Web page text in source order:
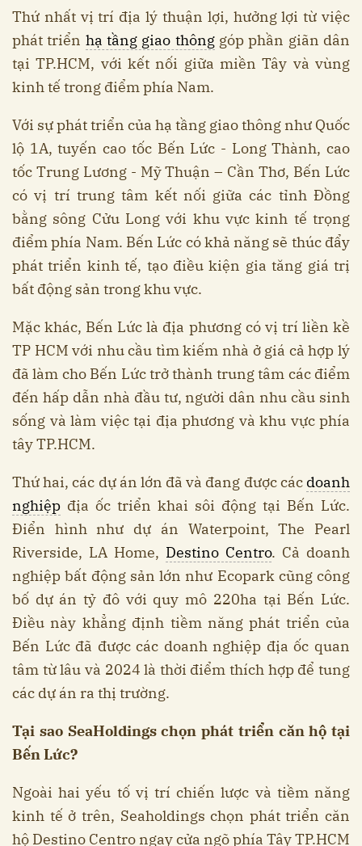
Thứ nhất vị trí địa lý thuận lợi, hưởng lợi từ việc
phát triển hạ tầng giao thônggóp phần giãn dân
tại TP.HCM, với kết nối giữa miền Tây và vùng
kinh tế trong điểm phía Nam.
Với sự phát triển của hạ tầng giao thông như Quốc
lộ 1A, tuyến cao tốc Bến Lức - Long Thành, cao
tốc Trung Lương - Mỹ Thuận – Cần Thơ, Bến Lức
có vị trí trung tâm kết nối giữa các tỉnh Đồng
bằng sông Cửu Long với khu vực kinh tế trọng
điểm phía Nam. Bến Lức có khả năng sẽ thúc đẩy
phát triển kinh tế, tạo điều kiện gia tăng giá trị
bất động sản trong khu vực.
Mặc khác, Bến Lức là địa phương có vị trí liền kề
TP HCM với nhu cầu tìm kiếm nhà ở giá cả hợp lý
đã làm cho Bến Lức trở thành trung tâm các điểm
đến hấp dẫn nhà đầu tư, người dân nhu cầu sinh
sống và làm việc tại địa phương và khu vực phía
tây TP.HCM.
Thứ hai, các dự án lớn đã và đang được các doanh
nghiệp địa ốc triển khai sôi động tại Bến Lức.
Điển hình như dự án Waterpoint, The Pearl
Riverside, LA Home, Destino Centro. Cả doanh
nghiệp bất động sản lớn như Ecopark cũng công
bố dự án tỷ đô với quy mô 220ha tại Bến Lức.
Điều này khẳng định tiềm năng phát triển của
Bến Lức đã được các doanh nghiệp địa ốc quan
tâm từ lâu và 2024 là thời điểm thích hợp để tung
các dự án ra thị trường.
Tại sao SeaHoldings chọn phát triển căn hộ tại
Bến Lức?
Ngoài hai yếu tố vị trí chiến lược và tiềm năng
kinh tế ở trên, Seaholdings chọn phát triển căn
hộ Destino Centro ngay cửa ngõ phía Tây TP.HCM